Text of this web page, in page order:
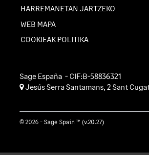
HARREMANETAN JARTZEKO
WEB MAPA
COOKIEAK POLITIKA
Sage España - CIF:B-58836321
Jesús Serra Santamans, 2Sant
© 2026 - Sage Spain ™ (v.20.27)